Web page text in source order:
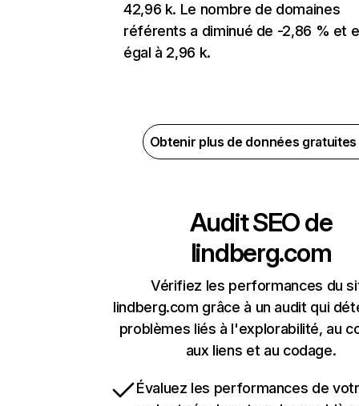
42,96 k. Le nombre de domaines
référents a diminué de -2,86 % et
égal à 2,96 k.
Obtenir plus de données
Audit SEO de
lindberg.com
Vérifiez les performances du
lindberg.com grâce à un audit qui
problèmes liés à l'explorabilité, au
aux liens et au codage.
Évaluez les performances de